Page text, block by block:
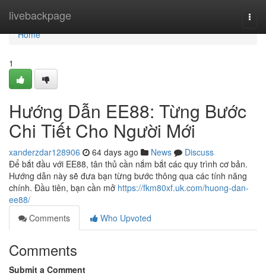
livebackpage
Home
Home
1
Hướng Dẫn EE88: Từng Bước
Chi Tiết Cho Người Mới
xanderzdar128906 64 days ago News
Discuss
Để bắt đầu với EE88, tân thủ cần nắm bắt các quy trình cơ bản.
Hướng dẫn này sẽ đưa bạn từng bước thông qua các tính năng
chính. Đầu tiên, bạn cần mở https://fkm80xf.uk.com/huong-dan-
ee88/
Comments
Who Upvoted
Comments
Submit a Comment